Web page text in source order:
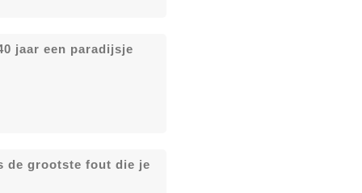
jaar een paradijsje
de grootste fout die je